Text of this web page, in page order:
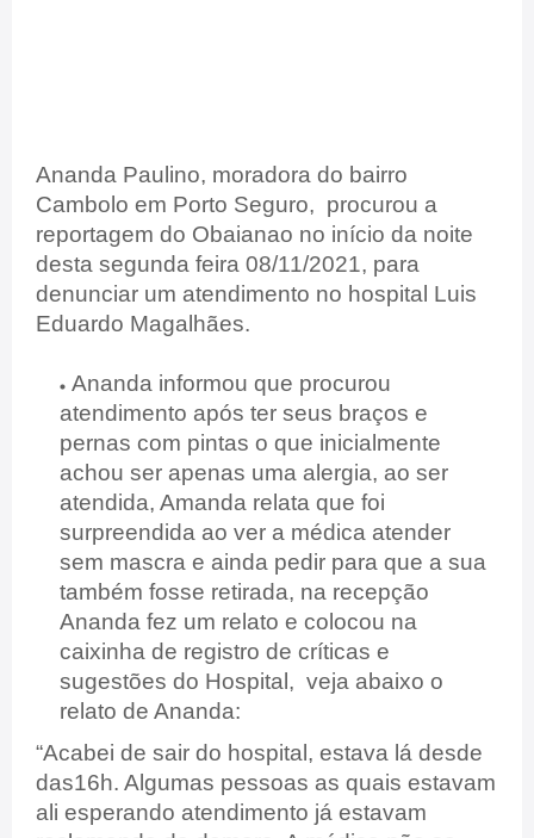
Ananda Paulino, moradora do bairro
Cambolo em Porto Seguro, procurou a
reportagem do Obaianao no início da noite
desta segunda feira 08/11/2021, para
denunciar um atendimento no hospital Luis
Eduardo Magalhães.
Ananda informou que procurou
atendimento após ter seus braços e
pernas com pintas o que inicialmente
achou ser apenas uma alergia, ao ser
atendida, Amanda relata que foi
surpreendida ao ver a médica atender
sem mascra e ainda pedir para que a sua
também fosse retirada, na recepção
Ananda fez um relato e colocou na
caixinha de registro de críticas e
sugestões do Hospital, veja abaixo o
relato de Ananda:
“Acabei de sair do hospital, estava lá desde
das16h. Algumas pessoas as quais estavam
ali esperando atendimento já estavam